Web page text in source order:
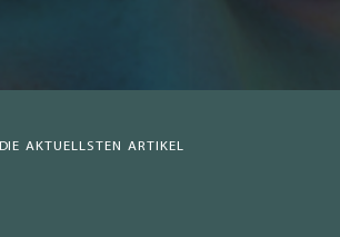
DIE AKTUELLSTEN ARTIKEL